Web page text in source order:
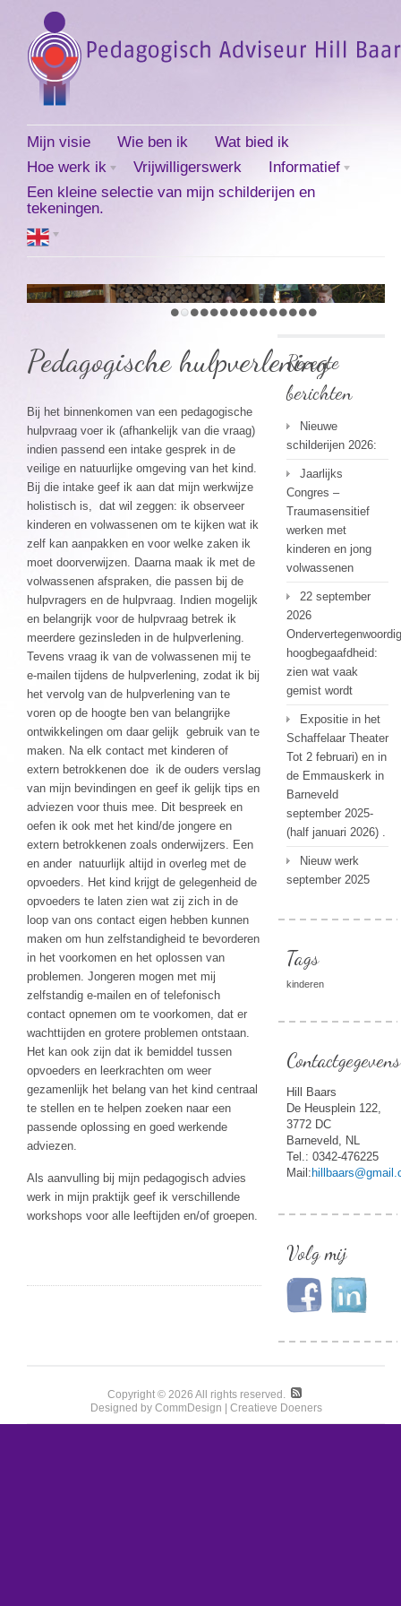
Mijn visie Wie ben ik
Wat bied ik
Hoe werk ik
Vrijwilligerswerk
Informatief
Een kleine selectie van mijn schilderijen en
tekeningen.
Pedagogische hulpverlening
Bij het binnenkomen van een pedagogische
hulpvraag voer ik (afhankelijk van die vraag)
indien passend een intake gesprek in de
veilige en natuurlijke omgeving van het kind.
Bij die intake geef ik aan dat mijn werkwijze
holistisch is, dat wil zeggen: ik observeer
kinderen en volwassenen om te kijken wat ik
zelf kan aanpakken en voor welke zaken ik
moet doorverwijzen. Daarna maak ik met de
volwassenen afspraken, die passen bij de
hulpvragers en de hulpvraag. Indien mogelijk
en belangrijk voor de hulpvraag betrek ik
meerdere gezinsleden in de hulpverlening.
Tevens vraag ik van de volwassenen mij te
e-mailen tijdens de hulpverlening, zodat ik bij
het vervolg van de hulpverlening van te
voren op de hoogte ben van belangrijke
ontwikkelingen om daar gelijk gebruik van te
maken. Na elk contact met kinderen of
extern betrokkenen doe ik de ouders verslag
van mijn bevindingen en geef ik gelijk tips en
adviezen voor thuis mee. Dit bespreek en
oefen ik ook met het kind/de jongere en
extern betrokkenen zoals onderwijzers. Een
en ander natuurlijk altijd in overleg met de
opvoeders. Het kind krijgt de gelegenheid de
opvoeders te laten zien wat zij zich in de
loop van ons contact eigen hebben kunnen
maken om hun zelfstandigheid te bevorderen
in het voorkomen en het oplossen van
problemen. Jongeren mogen met mij
zelfstandig e-mailen en of telefonisch
contact opnemen om te voorkomen, dat er
wachttijden en grotere problemen ontstaan.
Het kan ook zijn dat ik bemiddel tussen
opvoeders en leerkrachten om weer
gezamenlijk het belang van het kind centraal
te stellen en te helpen zoeken naar een
passende oplossing en goed werkende
adviezen.
Als aanvulling bij mijn pedagogisch advies
werk in mijn praktijk geef ik verschillende
workshops voor alle leeftijden en/of groepen.
Recente
berichten
Nieuwe
schilderijen 2026:
Jaarlijks
Congres –
Traumasensitief
werken met
kinderen en jong
volwassenen
22 september
2026
hoogbegaafdheid:
zien wat vaak
gemist wordt
Expositie in het
Schaffelaar Theater
Tot 2 februari) en in
de Emmauskerk in
Barneveld
september 2025-
(half januari 2026) .
Nieuw werk
september 2025
Tags
kinderen
Hill Baars
De Heusplein 122,
3772 DC
Barneveld, NL
Tel.: 0342-476225
Mail:
Volg mij
Copyright © 2026 All rights reserved.
Designed by CommDesign | Creatieve Doeners